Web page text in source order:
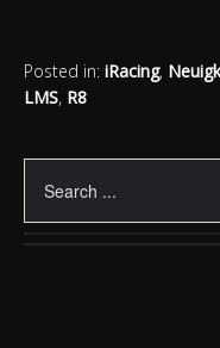
Posted in: iRacing,
LMS, R8